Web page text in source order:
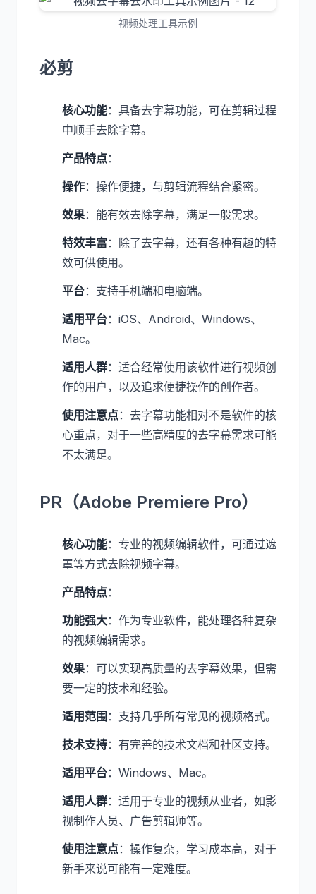
视频处理工具示例
必剪
核心功能：具备去字幕功能，可在剪辑过程
中顺手去除字幕。
产品特点：
操作：操作便捷，与剪辑流程结合紧密。
效果：能有效去除字幕，满足一般需求。
特效丰富：除了去字幕，还有各种有趣的特
效可供使用。
平台：支持手机端和电脑端。
适用平台：iOS、Android、Windows、
Mac。
适用人群：适合经常使用该软件进行视频创
作的用户，以及追求便捷操作的创作者。
使用注意点：去字幕功能相对不是软件的核
心重点，对于一些高精度的去字幕需求可能
不太满足。
PR（Adobe Premiere Pro）
核心功能：专业的视频编辑软件，可通过遮
罩等方式去除视频字幕。
产品特点：
功能强大：作为专业软件，能处理各种复杂
的视频编辑需求。
效果：可以实现高质量的去字幕效果，但需
要一定的技术和经验。
适用范围 ：支持几乎所有常见的视频格式。
技术支持：有完善的技术文档和社区支持。
适用平台：Windows、Mac。
适用人群：适用于专业的视频从业者，如影
视制作人员、广告剪辑师等。
使用注意点：操作复杂，学习成本高，对于
新手来说可能有一定难度。